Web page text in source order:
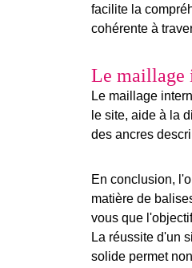
facilite la
cohérente à
Le maillage
Le maillage
le site, aide à la
des ancres
En conclusion,
matière de
vous que
La réussite d'un
solide permet